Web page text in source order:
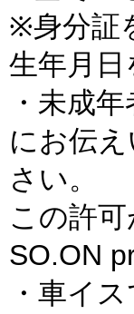
※身分証
生年月
・未成
にお伝
さい。
この許
SO.ON
・車イ